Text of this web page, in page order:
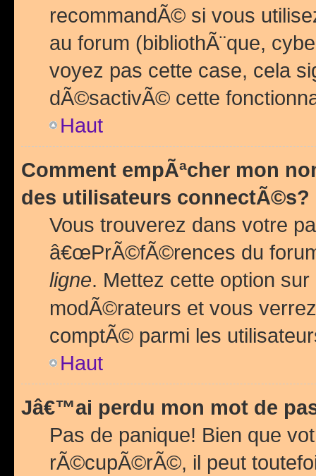
recommandÃ© si vous
au forum (bibliothÃ¨que,
voyez pas cette case, cela
dÃ©sactivÃ© cette
Haut
Comment empÃªcher mon
des utilisateurs connectÃ©s?
Vous trouverez dans votre
â€œPrÃ©fÃ©rences du
ligne. Mettez cette option sur
modÃ©rateurs et vous
comptÃ© parmi les
Haut
Jâ€™ai perdu mon mot de
Pas de panique! Bien que
rÃ©cupÃ©rÃ©, il peut